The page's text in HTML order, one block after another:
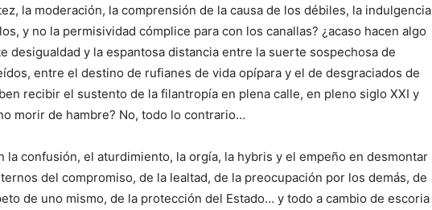
la moderación, la comprensión de la causa de los débiles, la indulgencia
y no la permisividad cómplice para con los canallas? ¿acaso hacen algo
desigualdad y la espantosa distancia entre la suerte sospechosa de
entre el destino de rufianes de vida opípara y el de desgraciados de
recibir el sustento de la filantropía en plena calle, en pleno siglo XXI y
morir de hambre? No, todo lo contrario…
la confusión, el aturdimiento, la orgía, la hybris y el empeño en desmontar
del compromiso, de la lealtad, de la preocupación por los demás, de
de uno mismo, de la protección del Estado… y todo a cambio de escoria